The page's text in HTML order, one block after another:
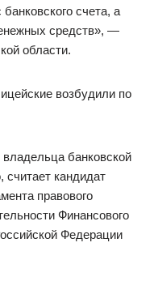
счета, а
средств», —
области.
возбудили по
банковской
считает кандидат
правового
Финансового
Федерации